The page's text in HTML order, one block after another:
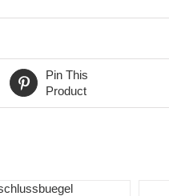
Pin This
Product